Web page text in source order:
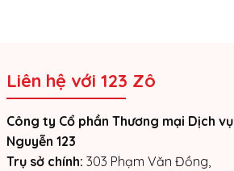
Liên hệ với 123 Zô
Công ty Cổ phần Thương mại Dịch vụ
Nguyễn 123
Trụ sở chính: 303 Phạm Văn Đồng,